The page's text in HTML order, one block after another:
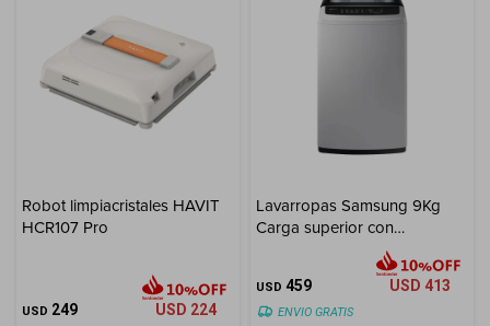
Robot limpiacristales HAVIT
HCR107 Pro
USD 249 USD 224
Lavarropas Samsung 9Kg
Carga superior con
tecnología Digital Inverter
USD 459 USD 413
ENVIO GRATIS